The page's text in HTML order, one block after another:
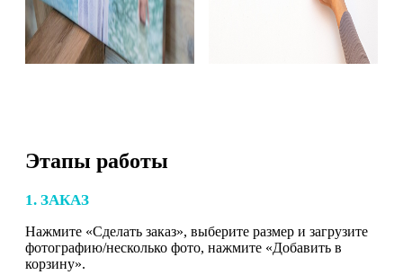
Этапы работы
1. ЗАКАЗ
Нажмите «Сделать заказ», выберите размер и загрузите
фотографию/несколько фото, нажмите «Добавить в
корзину».